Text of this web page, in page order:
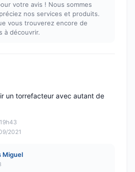
votre avis ! Nous sommes
nos services et produits.
vous trouverez encore de
à découvrir.
2021
un torrefacteur avec autant de
Miguel